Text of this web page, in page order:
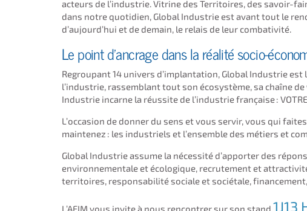
acteurs de l’industrie. Vitrine des Territoires, des savoir-
dans notre quotidien, Global Industrie est avant tout le
d’aujourd’hui et de demain, le relais de leur combativité.
Le point d’ancrage dans la réalité socio-
Regroupant 14 univers d’implantation, Global Industrie est
l’industrie, rassemblant tout son écosystème, sa chaîne
Industrie incarne la réussite de l’industrie française :
L’occasion de donner du sens et vous servir, vous qui
maintenez : les industriels et l’ensemble des métiers et
Global Industrie assume la nécessité d’apporter des
environnementale et écologique, recrutement et
territoires, responsabilité sociale et sociétale,
L’AFIM vous invite à nous rencontrer sur son stand 1J13